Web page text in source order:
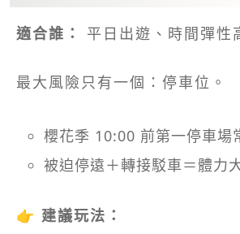
適合誰： 平日出遊、時間彈性
最大風險只有一個：停車位。
櫻花季 10:00 前第一停車場
被迫停遠＋轉接駁車＝體力
👉 建議玩法：